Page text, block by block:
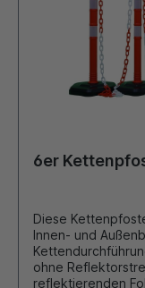
6er
Diese
Innen- und
Kettendurchführung. Die Kettenpfosten sind
ohne Reflektorstreifen
reflektierenden